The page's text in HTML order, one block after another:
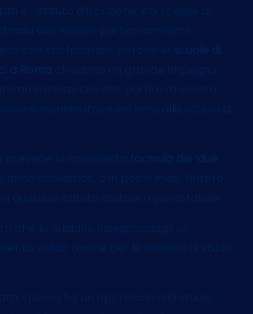
e l’istituto d’iscrizione; chi sceglie di
dev’essere particolarmente
che sta facendo, perché le scuole di
a Roma
chiedono un grande impegno
ministeriale che poi dovrà essere
esaminatrice esterna alla scuola di
prevede la cosiddetta formula dei ‘due
scolastico, o in pochi mesi, l’intero
qualsiasi istituto statale o parastatale.
che lo guidano insegnandogli un
valido anche per le sessioni di studio
spesso ha un approccio allo studio